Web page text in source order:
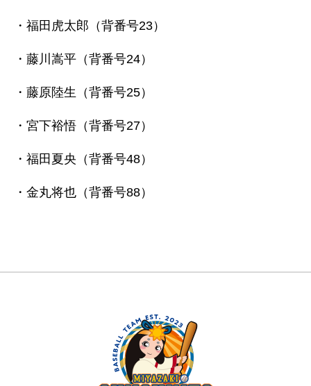
・福田虎太郎（背番号23）
・藤川嵩平（背番号24）
・藤原陸生（背番号25）
・宮下裕悟（背番号27）
・福田夏央（背番号48）
・金丸将也（背番号88）